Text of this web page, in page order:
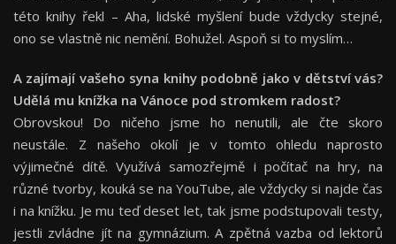
této knihy řekl – Aha, lidské myšlení bude vždycky stejné,
ono se vlastně nic nemění. Bohužel. Aspoň si to myslím…
A zajímají vašeho syna knihy podobně jako v dětství vás?
Udělá mu knížka na Vánoce pod stromkem radost?
Obrovskou! Do ničeho jsme ho nenutili, ale čte skoro
neustále. Z našeho okolí je v tomto ohledu naprosto
výjimečné dítě. Využívá samozřejmě i počítač na hry, na
různé tvorby, kouká se na YouTube, ale vždycky si najde čas
i na knížku. Je mu teď deset let, tak jsme podstupovali testy,
jestli zvládne jít na gymnázium. A zpětná vazba od lektorů